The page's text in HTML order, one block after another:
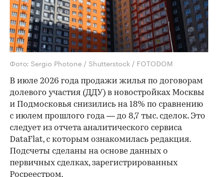
Фото: Sergio Photone / Shutterstock / FOTODOM
В июле 2026 года продажи жилья по договорам
долевого участия (ДДУ) в новостройках Москвы
и Подмосковья снизились на 18% по сравнению
с июлем прошлого года — до 8,7 тыс. сделок. Это
следует из отчета аналитического сервиса
DataFlat, с которым ознакомилась редакция.
Подсчеты сделаны на основе данных о
первичных сделках, зарегистрированных
Росреестром.